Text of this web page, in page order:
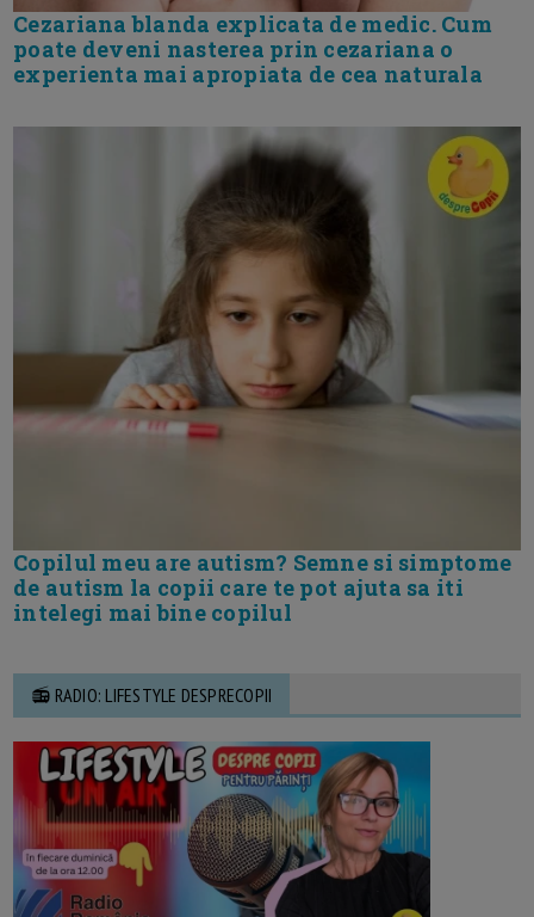
Cezariana blanda explicata de medic. Cum
poate deveni nasterea prin cezariana o
experienta mai apropiata de cea naturala
Copilul meu are autism? Semne si simptome
de autism la copii care te pot ajuta sa iti
intelegi mai bine copilul
📻 RADIO: LIFESTYLE DESPRECOPII